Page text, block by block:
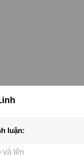
luận: